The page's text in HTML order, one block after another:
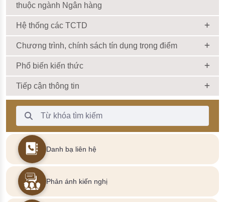
thuộc ngành Ngân hàng
Hệ thống các TCTD
Chương trình, chính sách tín dụng trọng điểm
Phổ biến kiến thức
Tiếp cận thông tin
Thanh Tìm kiếm
Danh bạ liên hệ
Phản ánh kiến nghị